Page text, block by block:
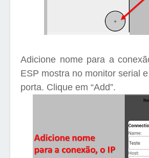
Adicione nome para a
ESP mostra no monitor serial
porta. Clique em “Add”.